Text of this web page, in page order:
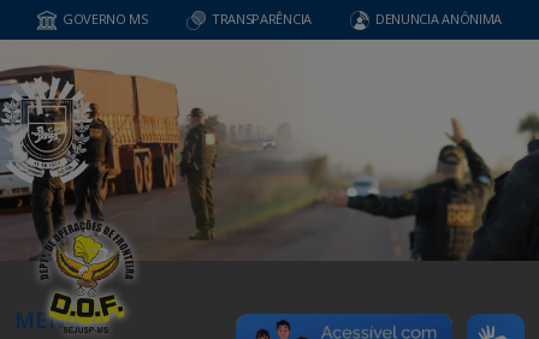
GOVERNO MS TRANSPARÊNCIA DENUNCIA ANÔNIMA
MENU